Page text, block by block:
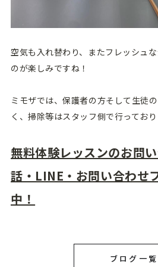
空気も入れ替わり、またフレッシュ
のが楽しみですね！
ミモザでは、保護者の方そして生徒
く、掃除等はスタッフ側で行っており
無料体験レッスンのお問
話・LINE・お問い合わせ
中！
ブログ一覧